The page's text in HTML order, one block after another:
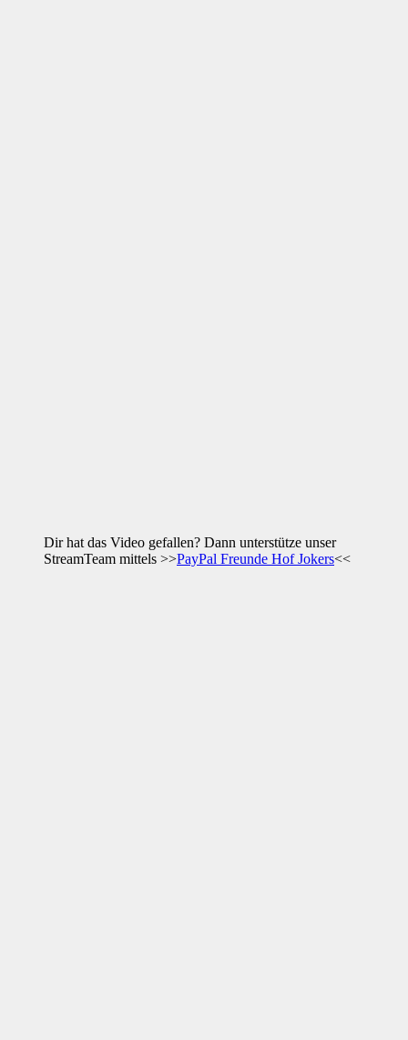
Dir hat das Video gefallen? Dann unterstütze unser
StreamTeam mittels >>PayPal Freunde Hof Jokers<<